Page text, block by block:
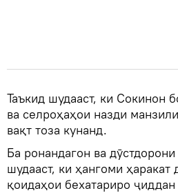
Таъкид шудааст, ки Сокинон
ва селроҳаҳои назди
вақт тоза кунанд.
Ба ронандагон ва
шудааст, ки ҳангоми ҳаракат
қоидаҳои бехатариро